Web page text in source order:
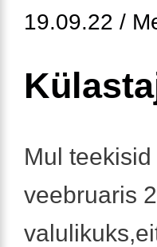
19.09.22 /
Mul
veebruaris